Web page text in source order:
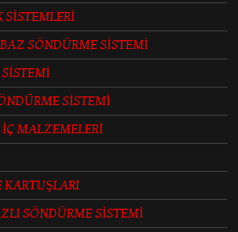
SİSTEMLERİ
SÖNDÜRME SİSTEMİ
SİSTEMİ
MALZEMELERİ
KARTUŞLARI
SÖNDÜRME SİSTEMİ